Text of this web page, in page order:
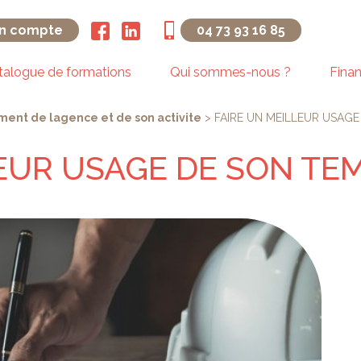
compte 04 73 93 16 85
de formations Qui sommes-nous ?
de lagence et de son activite > FAIRE UN MEILLEUR
USAGE DE SON